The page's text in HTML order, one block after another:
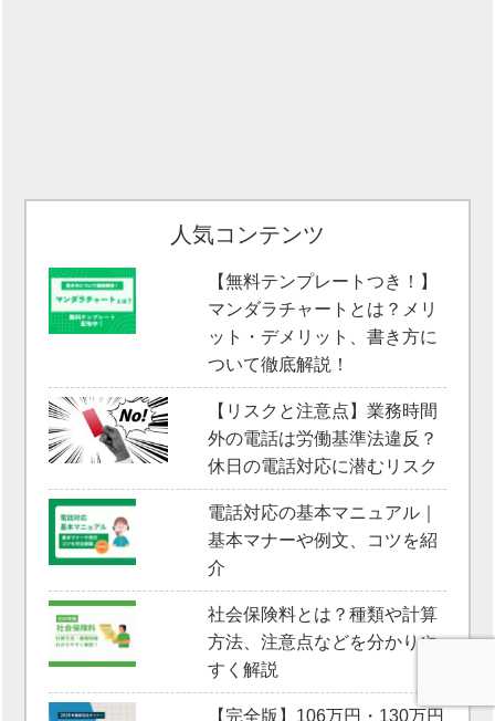
人気コンテンツ
【無料テンプレートつき！】
マンダラチャートとは？メリ
ット・デメリット、書き方に
ついて徹底解説！
【リスクと注意点】業務時間
外の電話は労働基準法違反？
休日の電話対応に潜むリスク
電話対応の基本マニュアル｜
基本マナーや例文、コツを紹
介
社会保険料とは？種類や計算
方法、注意点などを分かりや
すく解説
【完全版】106万円・130万円